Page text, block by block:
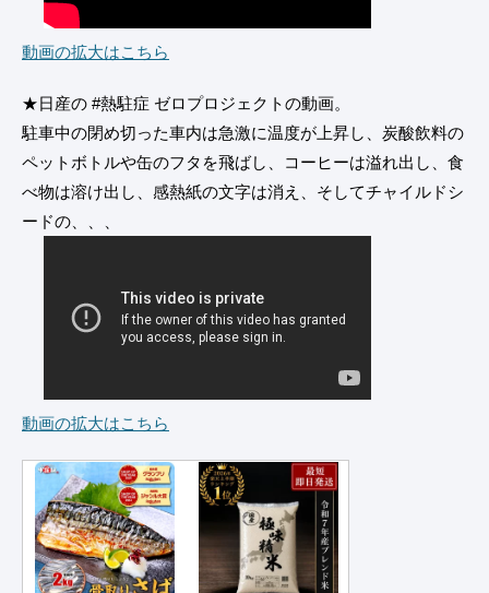
動画の拡大はこちら
★日産の #熱駐症 ゼロプロジェクトの動画。
駐車中の閉め切った車内は急激に温度が上昇し、炭酸飲料の
ペットボトルや缶のフタを飛ばし、コーヒーは溢れ出し、食
べ物は溶け出し、感熱紙の文字は消え、そしてチャイルドシ
ードの、、、
動画の拡大はこちら